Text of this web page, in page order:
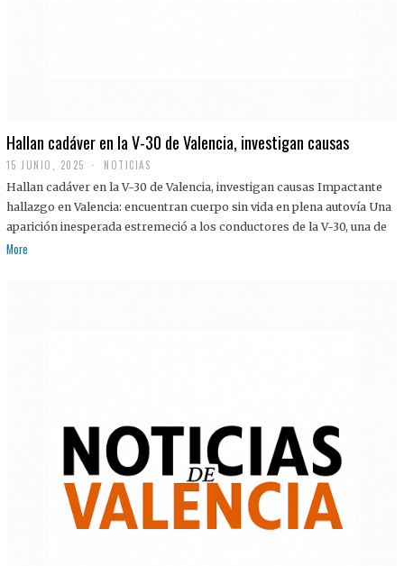
Hallan cadáver en la V-30 de Valencia, investigan causas
15 JUNIO, 2025 NOTICIAS
Hallan cadáver en la V-30 de Valencia, investigan causas Impactante
hallazgo en Valencia: encuentran cuerpo sin vida en plena autovía Una
aparición inesperada estremeció a los conductores de la V-30, una de
More